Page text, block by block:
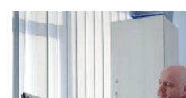
(2026-2027)